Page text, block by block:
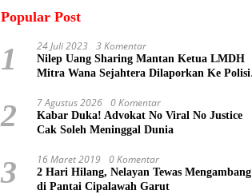
Popular Post
1 24 Juli 2023 3 Komentar
Nilep Uang Sharing Mantan Ketua LMDH
Mitra Wana Sejahtera Dilaporkan Ke Polisi
2 7 Agustus 2026 0 Komentar
Kabar Duka! Advokat No Viral No Justice
Cak Soleh Meninggal Dunia
3 16 Maret 2019 0 Komentar
2 Hari Hilang, Nelayan Tewas Mengambang
di Pantai Cipalawah Garut